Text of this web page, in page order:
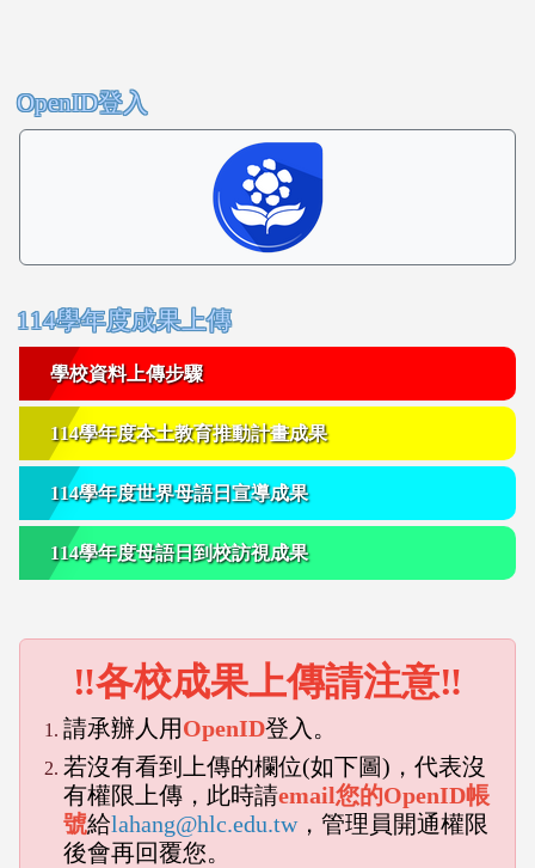
OpenID登入
右邊區域內容
114學年度成果上傳
學校資料上傳步驟
114學年度本土教育推動計畫成果
114學年度世界母語日宣導成果
114學年度母語日到校訪視成果
‼各校成果上傳請注意‼
請承辦人用OpenID登入。
若沒有看到上傳的欄位(如下圖)，代表沒
有權限上傳，此時請email您的OpenID帳
號給lahang@hlc.edu.tw，管理員開通權限
後會再回覆您。